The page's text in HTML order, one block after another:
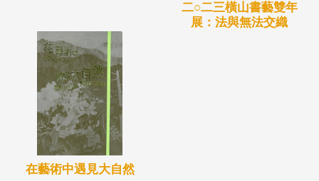
二○二三橫山書藝雙年
展：法與無法交織
在藝術中遇見大自然